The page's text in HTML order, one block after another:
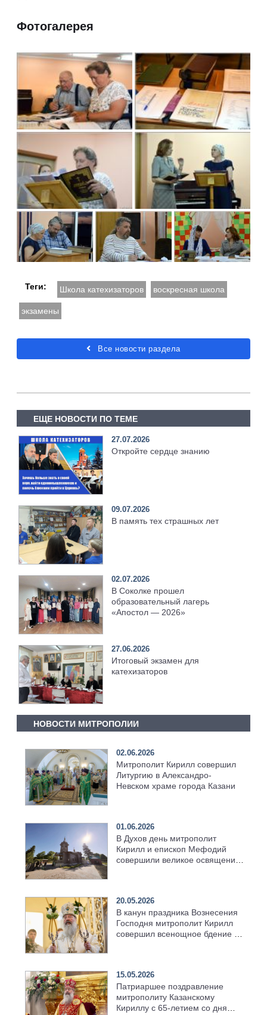
Фотогалерея
Теги: Школа катехизаторов воскресная школа
экзамены
Все новости раздела
ЕЩЕ НОВОСТИ ПО ТЕМЕ
27.07.2026
Откройте сердце знанию
09.07.2026
В память тех страшных лет
02.07.2026
В Соколке прошел
образовательный лагерь
«Апостол — 2026»
27.06.2026
Итоговый экзамен для
катехизаторов
НОВОСТИ МИТРОПОЛИИ
02.06.2026
Митрополит Кирилл совершил
Литургию в Александро-
Невском храме города Казани
01.06.2026
В Духов день митрополит
Кирилл и епископ Мефодий
совершили великое освящение
20.05.2026
В канун праздника Вознесения
Господня митрополит Кирилл
совершил всенощное бдение в
15.05.2026
Патриаршее поздравление
митрополиту Казанскому
Кириллу с 65-летием со дня